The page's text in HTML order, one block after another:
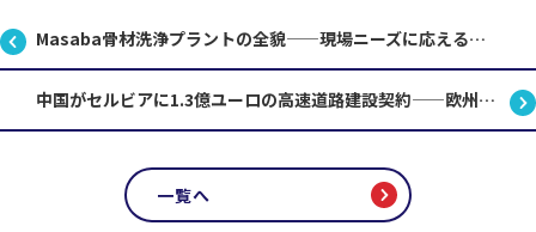
Masaba骨材洗浄プラントの全貌——現場ニーズに応えるカスタム設計とは
中国がセルビアに1.3億ユーロの高速道路建設契約——欧州インフラ市場で何が起きているのか
一覧へ